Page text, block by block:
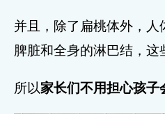
并且，除了扁桃体外，人
脾脏和全身的淋巴结，这
所以家长们不用担心孩子